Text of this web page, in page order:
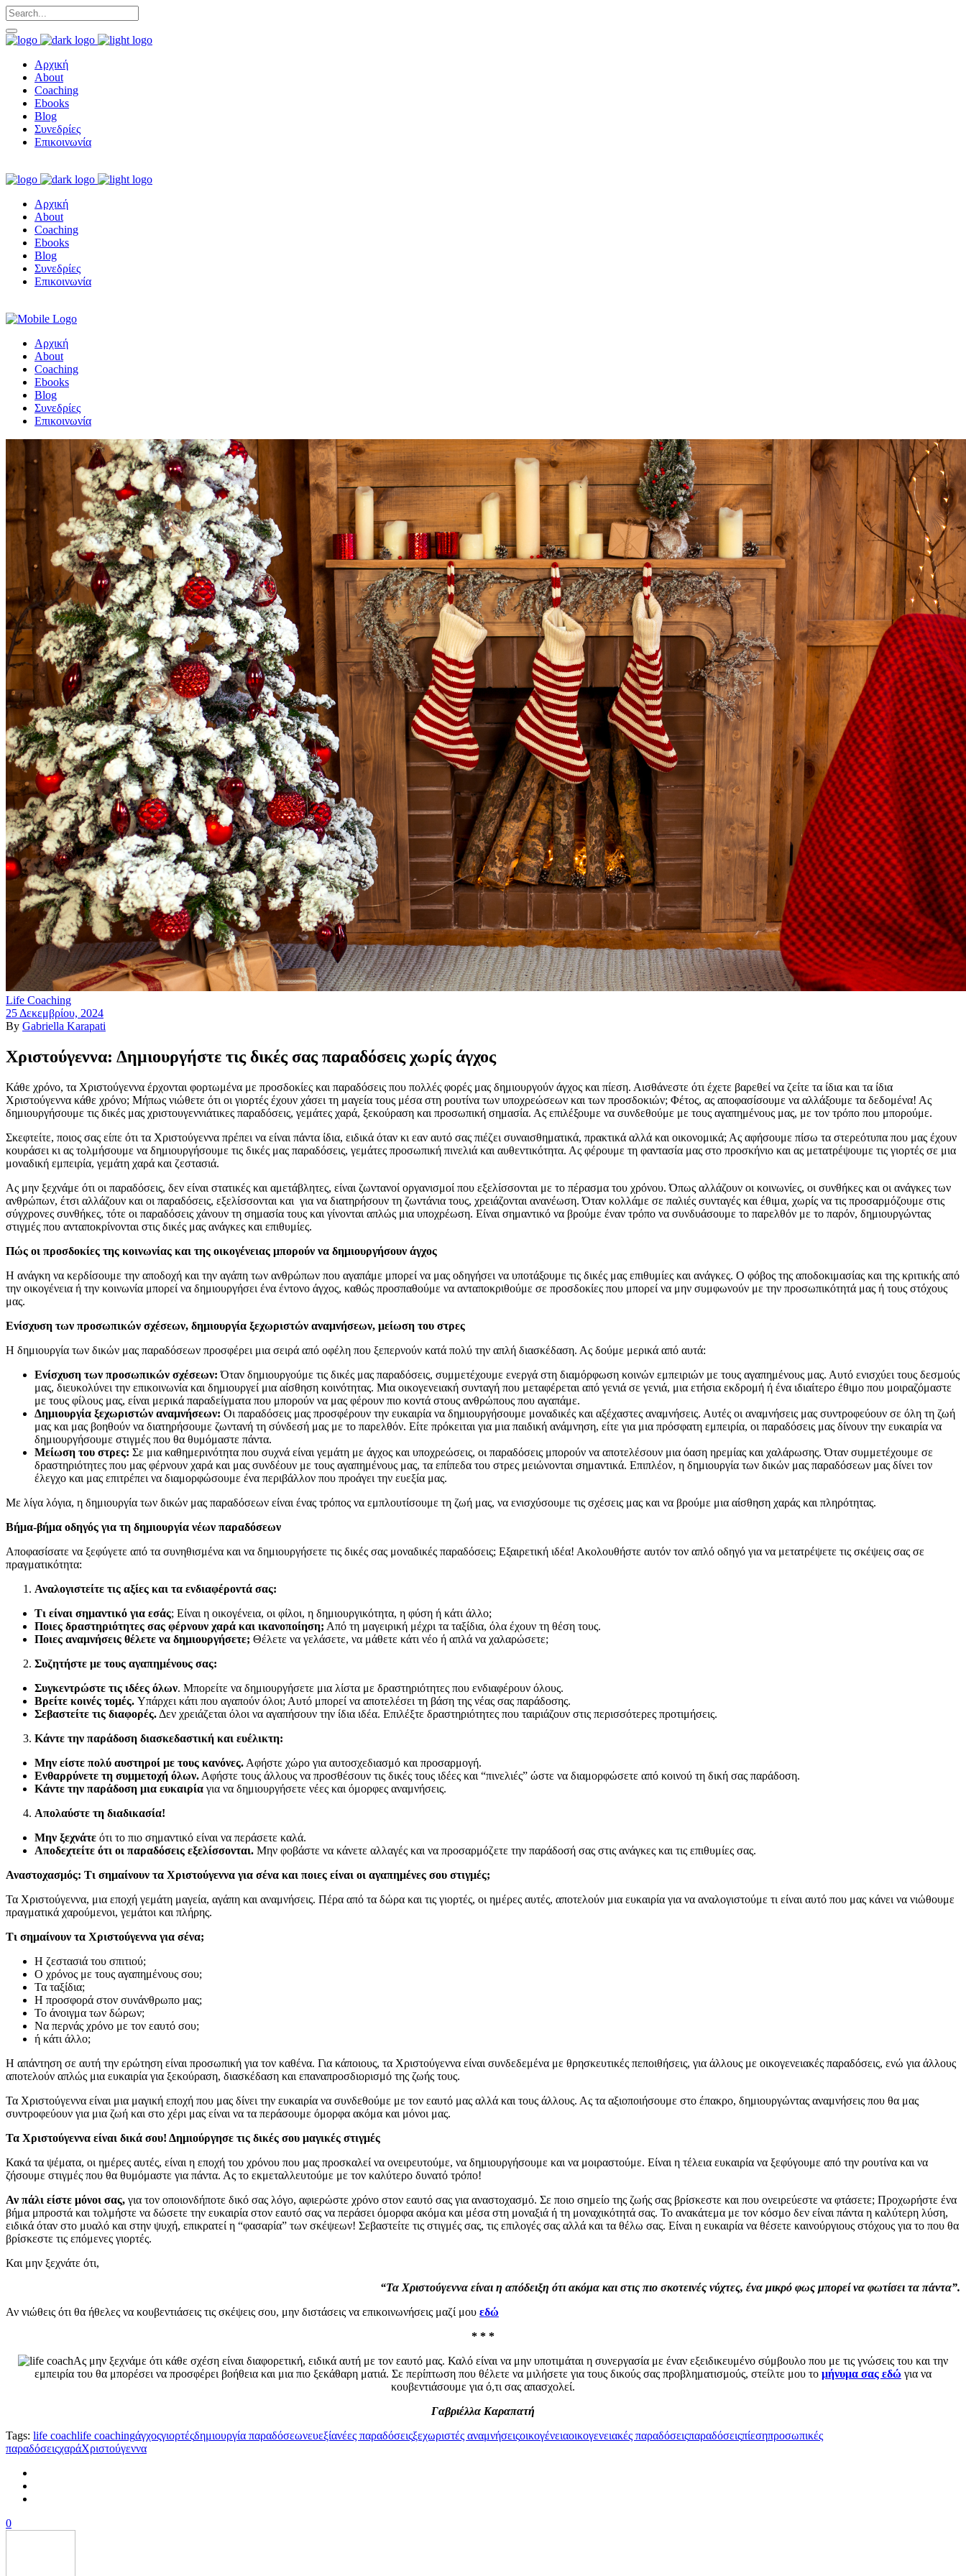
Αρχική
About
Coaching
Ebooks
Blog
Συνεδρίες
Επικοινωνία
Αρχική
About
Coaching
Ebooks
Blog
Συνεδρίες
Επικοινωνία
Αρχική
About
Coaching
Ebooks
Blog
Συνεδρίες
Επικοινωνία
Life Coaching
25 Δεκεμβρίου, 2024
By Gabriella Karapati
Χριστούγεννα: Δημιουργήστε τις δικές σας παραδόσεις χωρίς άγχος
Κάθε χρόνο, τα Χριστούγεννα έρχονται φορτωμένα με προσδοκίες και παραδόσεις που πολλές φορές μας δημιουργούν άγχος και πίεση. Αισθάνεστε ότι έχετε βαρεθεί να ζείτε τα ίδια και τα ίδια
Χριστούγεννα κάθε χρόνο; Μήπως νιώθετε ότι οι γιορτές έχουν χάσει τη μαγεία τους μέσα στη ρουτίνα των υποχρεώσεων και των προσδοκιών; Φέτος, ας αποφασίσουμε να αλλάξουμε τα δεδομένα! Ας
δημιουργήσουμε τις δικές μας χριστουγεννιάτικες παραδόσεις, γεμάτες χαρά, ξεκούραση και προσωπική σημασία. Ας επιλέξουμε να συνδεθούμε με τους αγαπημένους μας, με τον τρόπο που μπορούμε.
Σκεφτείτε, ποιος σας είπε ότι τα Χριστούγεννα πρέπει να είναι πάντα ίδια, ειδικά όταν κι εαν αυτό σας πιέζει συναισθηματικά, πρακτικά αλλά και οικονομικά; Ας αφήσουμε πίσω τα στερεότυπα που μας έχουν
κουράσει κι ας τολμήσουμε να δημιουργήσουμε τις δικές μας παραδόσεις, γεμάτες προσωπική πινελιά και αυθεντικότητα. Ας φέρουμε τη φαντασία μας στο προσκήνιο και ας μετατρέψουμε τις γιορτές σε μια
μοναδική εμπειρία, γεμάτη χαρά και ζεστασιά.
Ας μην ξεχνάμε ότι οι παραδόσεις, δεν είναι στατικές και αμετάβλητες, είναι ζωντανοί οργανισμοί που εξελίσσονται με το πέρασμα του χρόνου. Όπως αλλάζουν οι κοινωνίες, οι συνθήκες και οι ανάγκες των
ανθρώπων, έτσι αλλάζουν και οι παραδόσεις, εξελίσσονται και για να διατηρήσουν τη ζωντάνια τους, χρειάζονται ανανέωση. Όταν κολλάμε σε παλιές συνταγές και έθιμα, χωρίς να τις προσαρμόζουμε στις
σύγχρονες συνθήκες, τότε οι παραδόσεις χάνουν τη σημασία τους και γίνονται απλώς μια υποχρέωση. Είναι σημαντικό να βρούμε έναν τρόπο να συνδυάσουμε το παρελθόν με το παρόν, δημιουργώντας
στιγμές που ανταποκρίνονται στις δικές μας ανάγκες και επιθυμίες.
Πώς οι προσδοκίες της κοινωνίας και της οικογένειας μπορούν να δημιουργήσουν άγχος
Η ανάγκη να κερδίσουμε την αποδοχή και την αγάπη των ανθρώπων που αγαπάμε μπορεί να μας οδηγήσει να υποτάξουμε τις δικές μας επιθυμίες και ανάγκες. Ο φόβος της αποδοκιμασίας και της κριτικής από
την οικογένεια ή την κοινωνία μπορεί να δημιουργήσει ένα έντονο άγχος, καθώς προσπαθούμε να ανταποκριθούμε σε προσδοκίες που μπορεί να μην συμφωνούν με την προσωπικότητά μας ή τους στόχους
μας.
Ενίσχυση των προσωπικών σχέσεων, δημιουργία ξεχωριστών αναμνήσεων, μείωση του στρες
Η δημιουργία των δικών μας παραδόσεων προσφέρει μια σειρά από οφέλη που ξεπερνούν κατά πολύ την απλή διασκέδαση. Ας δούμε μερικά από αυτά:
Ενίσχυση των προσωπικών σχέσεων: Όταν δημιουργούμε τις δικές μας παραδόσεις, συμμετέχουμε ενεργά στη διαμόρφωση κοινών εμπειριών με τους αγαπημένους μας. Αυτό ενισχύει τους δεσμούς
μας, διευκολύνει την επικοινωνία και δημιουργεί μια αίσθηση κοινότητας. Μια οικογενειακή συνταγή που μεταφέρεται από γενιά σε γενιά, μια ετήσια εκδρομή ή ένα ιδιαίτερο έθιμο που μοιραζόμαστε
με τους φίλους μας, είναι μερικά παραδείγματα που μπορούν να μας φέρουν πιο κοντά στους ανθρώπους που αγαπάμε.
Δημιουργία ξεχωριστών αναμνήσεων: Οι παραδόσεις μας προσφέρουν την ευκαιρία να δημιουργήσουμε μοναδικές και αξέχαστες αναμνήσεις. Αυτές οι αναμνήσεις μας συντροφεύουν σε όλη τη ζωή
μας και μας βοηθούν να διατηρήσουμε ζωντανή τη σύνδεσή μας με το παρελθόν. Είτε πρόκειται για μια παιδική ανάμνηση, είτε για μια πρόσφατη εμπειρία, οι παραδόσεις μας δίνουν την ευκαιρία να
δημιουργήσουμε στιγμές που θα θυμόμαστε πάντα.
Μείωση του στρες: Σε μια καθημερινότητα που συχνά είναι γεμάτη με άγχος και υποχρεώσεις, οι παραδόσεις μπορούν να αποτελέσουν μια όαση ηρεμίας και χαλάρωσης. Όταν συμμετέχουμε σε
δραστηριότητες που μας φέρνουν χαρά και μας συνδέουν με τους αγαπημένους μας, τα επίπεδα του στρες μειώνονται σημαντικά. Επιπλέον, η δημιουργία των δικών μας παραδόσεων μας δίνει τον
έλεγχο και μας επιτρέπει να διαμορφώσουμε ένα περιβάλλον που προάγει την ευεξία μας.
Με λίγα λόγια, η δημιουργία των δικών μας παραδόσεων είναι ένας τρόπος να εμπλουτίσουμε τη ζωή μας, να ενισχύσουμε τις σχέσεις μας και να βρούμε μια αίσθηση χαράς και πληρότητας.
Βήμα-βήμα οδηγός για τη δημιουργία νέων παραδόσεων
Αποφασίσατε να ξεφύγετε από τα συνηθισμένα και να δημιουργήσετε τις δικές σας μοναδικές παραδόσεις; Εξαιρετική ιδέα! Ακολουθήστε αυτόν τον απλό οδηγό για να μετατρέψετε τις σκέψεις σας σε
πραγματικότητα:
Αναλογιστείτε τις αξίες και τα ενδιαφέροντά σας:
Τι είναι σημαντικό για εσάς; Είναι η οικογένεια, οι φίλοι, η δημιουργικότητα, η φύση ή κάτι άλλο;
Ποιες δραστηριότητες σας φέρνουν χαρά και ικανοποίηση; Από τη μαγειρική μέχρι τα ταξίδια, όλα έχουν τη θέση τους.
Ποιες αναμνήσεις θέλετε να δημιουργήσετε; Θέλετε να γελάσετε, να μάθετε κάτι νέο ή απλά να χαλαρώσετε;
Συζητήστε με τους αγαπημένους σας:
Συγκεντρώστε τις ιδέες όλων. Μπορείτε να δημιουργήσετε μια λίστα με δραστηριότητες που ενδιαφέρουν όλους.
Βρείτε κοινές τομές. Υπάρχει κάτι που αγαπούν όλοι; Αυτό μπορεί να αποτελέσει τη βάση της νέας σας παράδοσης.
Σεβαστείτε τις διαφορές. Δεν χρειάζεται όλοι να αγαπήσουν την ίδια ιδέα. Επιλέξτε δραστηριότητες που ταιριάζουν στις περισσότερες προτιμήσεις.
Κάντε την παράδοση διασκεδαστική και ευέλικτη:
Μην είστε πολύ αυστηροί με τους κανόνες. Αφήστε χώρο για αυτοσχεδιασμό και προσαρμογή.
Ενθαρρύνετε τη συμμετοχή όλων. Αφήστε τους άλλους να προσθέσουν τις δικές τους ιδέες και “πινελιές” ώστε να διαμορφώσετε από κοινού τη δική σας παράδοση.
Κάντε την παράδοση μια ευκαιρία για να δημιουργήσετε νέες και όμορφες αναμνήσεις.
Απολαύστε τη διαδικασία!
Μην ξεχνάτε ότι το πιο σημαντικό είναι να περάσετε καλά.
Αποδεχτείτε ότι οι παραδόσεις εξελίσσονται. Μην φοβάστε να κάνετε αλλαγές και να προσαρμόζετε την παράδοσή σας στις ανάγκες και τις επιθυμίες σας.
Αναστοχασμός: Τι σημαίνουν τα Χριστούγεννα για σένα και ποιες είναι οι αγαπημένες σου στιγμές;
Τα Χριστούγεννα, μια εποχή γεμάτη μαγεία, αγάπη και αναμνήσεις. Πέρα από τα δώρα και τις γιορτές, οι ημέρες αυτές, αποτελούν μια ευκαιρία για να αναλογιστούμε τι είναι αυτό που μας κάνει να νιώθουμε
πραγματικά χαρούμενοι, γεμάτοι και πλήρης.
Τι σημαίνουν τα Χριστούγεννα για σένα;
Η ζεστασιά του σπιτιού;
Ο χρόνος με τους αγαπημένους σου;
Τα ταξίδια;
Η προσφορά στον συνάνθρωπο μας;
Το άνοιγμα των δώρων;
Να περνάς χρόνο με τον εαυτό σου;
ή κάτι άλλο;
Η απάντηση σε αυτή την ερώτηση είναι προσωπική για τον καθένα. Για κάποιους, τα Χριστούγεννα είναι συνδεδεμένα με θρησκευτικές πεποιθήσεις, για άλλους με οικογενειακές παραδόσεις, ενώ για άλλους
αποτελούν απλώς μια ευκαιρία για ξεκούραση, διασκέδαση και επαναπροσδιορισμό της ζωής τους.
Τα Χριστούγεννα είναι μια μαγική εποχή που μας δίνει την ευκαιρία να συνδεθούμε με τον εαυτό μας αλλά και τους άλλους. Ας τα αξιοποιήσουμε στο έπακρο, δημιουργώντας αναμνήσεις που θα μας
συντροφεύουν για μια ζωή και στο χέρι μας είναι να τα περάσουμε όμορφα ακόμα και μόνοι μας.
Τα Χριστούγεννα είναι δικά σου! Δημιούργησε τις δικές σου μαγικές στιγμές
Κακά τα ψέματα, οι ημέρες αυτές, είναι η εποχή του χρόνου που μας προσκαλεί να ονειρευτούμε, να δημιουργήσουμε και να μοιραστούμε. Είναι η τέλεια ευκαιρία να ξεφύγουμε από την ρουτίνα και να
ζήσουμε στιγμές που θα θυμόμαστε για πάντα. Ας το εκμεταλλευτούμε με τον καλύτερο δυνατό τρόπο!
Αν πάλι είστε μόνοι σας, για τον οποιονδήποτε δικό σας λόγο, αφιερώστε χρόνο στον εαυτό σας για αναστοχασμό. Σε ποιο σημείο της ζωής σας βρίσκεστε και που ονειρεύεστε να φτάσετε; Προχωρήστε ένα
βήμα μπροστά και τολμήστε να δώσετε την ευκαιρία στον εαυτό σας να περάσει όμορφα ακόμα και μέσα στη μοναξιά ή τη μοναχικότητά σας. Το ανακάτεμα με τον κόσμο δεν είναι πάντα η καλύτερη λύση,
ειδικά όταν στο μυαλό και στην ψυχή, επικρατεί η “φασαρία” των σκέψεων! Σεβαστείτε τις στιγμές σας, τις επιλογές σας αλλά και τα θέλω σας. Είναι η ευκαιρία να θέσετε καινούργιους στόχους για το που θα
βρίσκεστε τις επόμενες γιορτές.
Και μην ξεχνάτε ότι,
“Τα Χριστούγεννα είναι η απόδειξη ότι ακόμα και στις πιο σκοτεινές νύχτες, ένα μικρό φως μπορεί να φωτίσει τα πάντα”.
Αν νιώθεις ότι θα ήθελες να κουβεντιάσεις τις σκέψεις σου, μην διστάσεις να επικοινωνήσεις μαζί μου εδώ
* * *
Ας μην ξεχνάμε ότι κάθε σχέση είναι διαφορετική, ειδικά αυτή με τον εαυτό μας. Καλό είναι να μην υποτιμάται η συνεργασία με έναν εξειδικευμένο σύμβουλο που με τις γνώσεις του και την
εμπειρία του θα μπορέσει να προσφέρει βοήθεια και μια πιο ξεκάθαρη ματιά. Σε περίπτωση που θέλετε να μιλήσετε για τους δικούς σας προβληματισμούς, στείλτε μου το μήνυμα σας εδώ για να
κουβεντιάσουμε για ό,τι σας απασχολεί.
Γαβριέλλα Καραπατή
Tags: life coachlife coachingάγχοςγιορτέςδημιουργία παραδόσεωνευεξίανέες παραδόσειςξεχωριστές αναμνήσειςοικογένειαοικογενειακές παραδόσειςπαραδόσειςπίεσηπροσωπικές
παραδόσειςχαράΧριστούγεννα
0